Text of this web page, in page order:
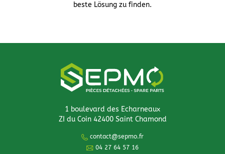
beste Lösung zu finden.
1 boulevard des Echarneaux
ZI du Coin 42400 Saint Chamond
contact@sepmo.fr
04 27 64 57 16